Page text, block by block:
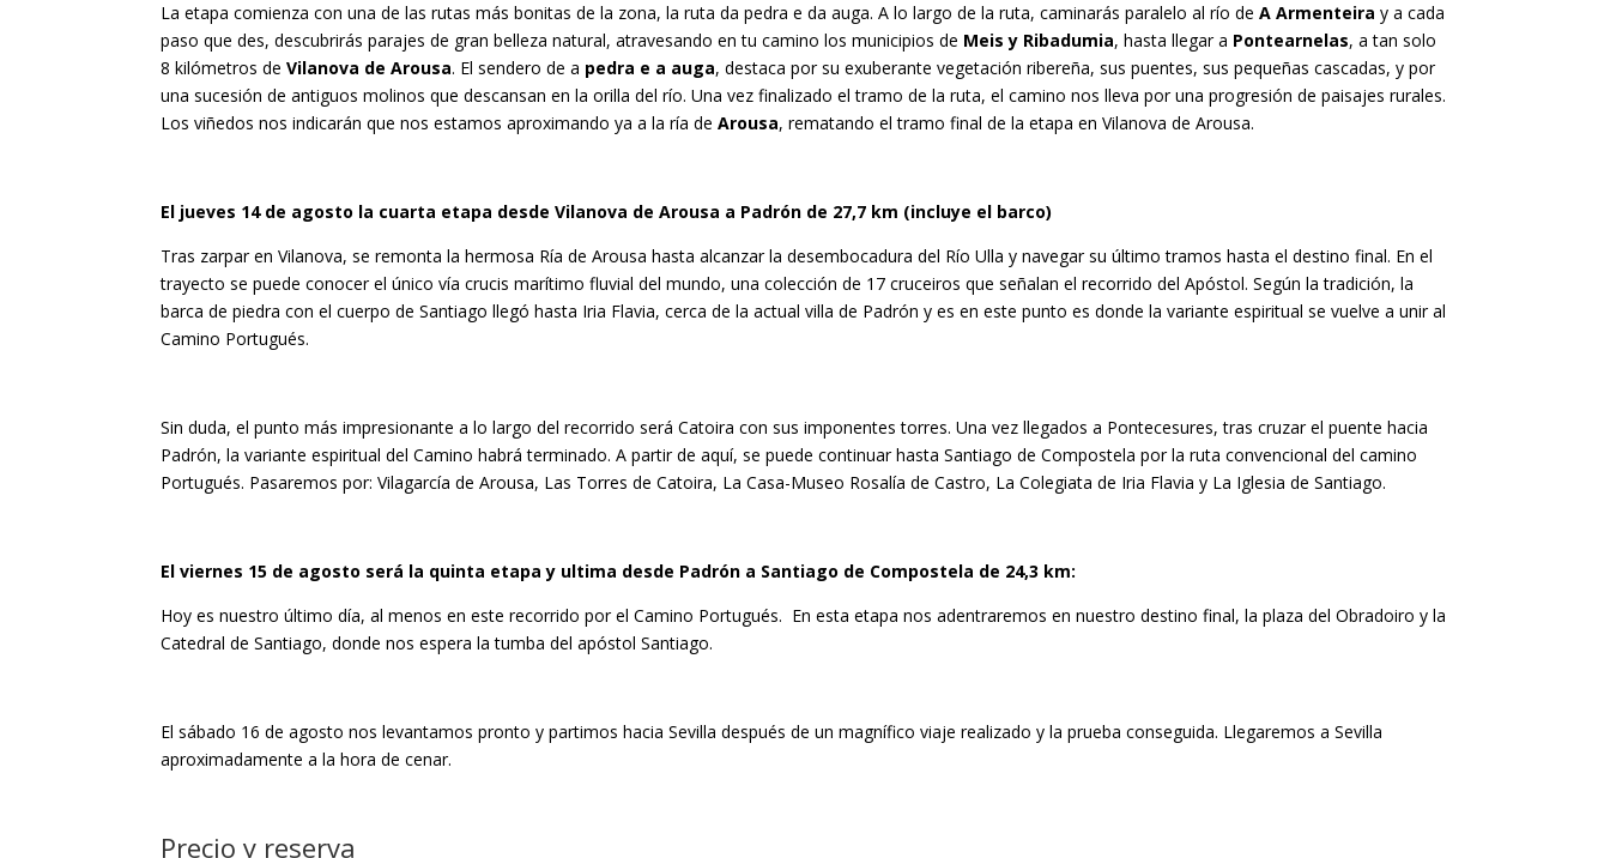
La etapa comienza con una de las rutas más bonitas de la zona, la ruta da pedra e da auga. A lo largo de la ruta, caminarás paralelo al río deA Armenteira y a cada
paso que des, descubrirás parajes de gran belleza natural, atravesando en tu camino los municipios de Meis y Ribadumia, hasta llegar a Pontearnelas, a tan solo
8 kilómetros deVilanova de Arousa. El sendero de a pedra e a auga, destaca por su exuberante vegetación ribereña, sus puentes, sus pequeñas cascadas, y por
una sucesión de antiguos molinos que descansan en la orilla del río. Una vez finalizado el tramo de la ruta, el camino nos lleva por una progresión de paisajes rurales.
Los viñedos nos indicarán que nos estamos aproximando ya a la ría deArousa, rematando el tramo final de la etapa en Vilanova de Arousa.
El jueves 14 de agosto la cuarta etapa desde Vilanova de Arousa a Padrón de 27,7 km (incluye el barco)
Tras zarpar en Vilanova, se remonta la hermosa Ría de Arousa hasta alcanzar la desembocadura del Río Ulla y navegar su último tramos hasta el destino final. En el
trayecto se puede conocer el único vía crucis marítimo fluvial del mundo, una colección de 17 cruceiros que señalan el recorrido del Apóstol. Según la tradición, la
barca de piedra con el cuerpo de Santiago llegó hasta Iria Flavia, cerca de la actual villa de Padrón y es en este punto es donde la variante espiritual se vuelve a unir al
Camino Portugués.
Sin duda, el punto más impresionante a lo largo del recorrido será Catoira con sus imponentes torres. Una vez llegados a Pontecesures, tras cruzar el puente hacia
Padrón, la variante espiritual del Camino habrá terminado. A partir de aquí, se puede continuar hasta Santiago de Compostela por la ruta convencional del camino
Portugués. Pasaremos por: Vilagarcía de Arousa, Las Torres de Catoira, La Casa-Museo Rosalía de Castro, La Colegiata de Iria Flavia y La Iglesia de Santiago.
El viernes 15 de agosto será la quinta etapa y ultima desde Padrón a Santiago de Compostela de 24,3 km:
Hoy es nuestro último día, al menos en este recorrido por el Camino Portugués. En esta etapa nos adentraremos en nuestro destino final, la plaza del Obradoiro y la
Catedral de Santiago, donde nos espera la tumba del apóstol Santiago.
El sábado 16 de agosto nos levantamos pronto y partimos hacia Sevilla después de un magnífico viaje realizado y la prueba conseguida. Llegaremos a Sevilla
aproximadamente a la hora de cenar.
Precio y reserva